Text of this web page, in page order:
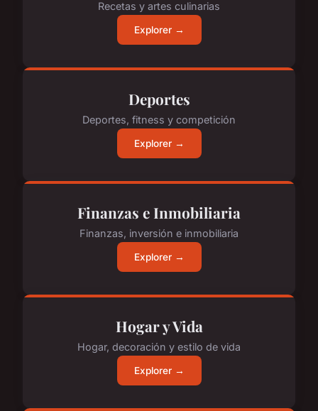
Recetas y artes culinarias
Explorer →
Deportes
Deportes, fitness y competición
Explorer →
Finanzas e Inmobiliaria
Finanzas, inversión e inmobiliaria
Explorer →
Hogar y Vida
Hogar, decoración y estilo de vida
Explorer →